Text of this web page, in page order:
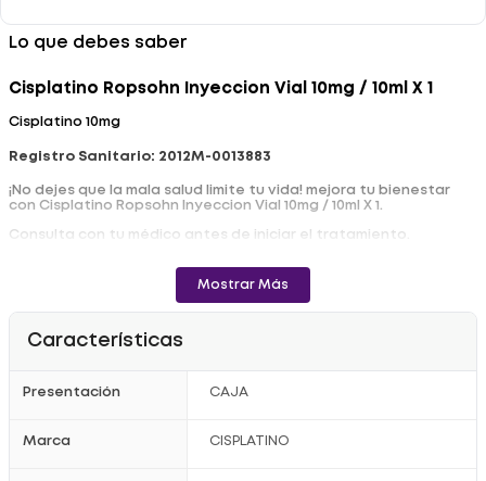
Lo que debes saber
Cisplatino Ropsohn Inyeccion Vial 10mg / 10ml X 1
Cisplatino 10mg
Registro Sanitario: 2012M-0013883
¡No dejes que la mala salud limite tu vida! mejora tu bienestar
con Cisplatino Ropsohn Inyeccion Vial 10mg / 10ml X 1.
Consulta con tu médico antes de iniciar el tratamiento.
Mostrar Más
Características
Presentación CAJA
Marca CISPLATINO